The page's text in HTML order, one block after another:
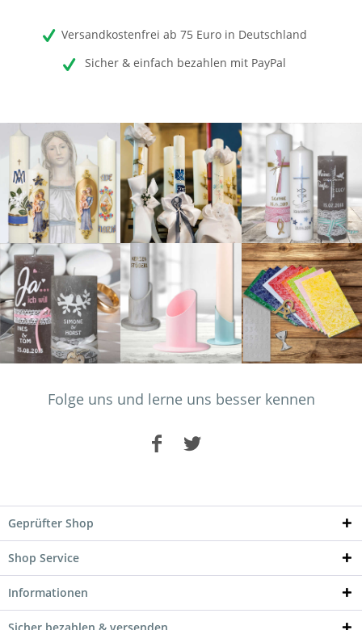
Versandkostenfrei ab 75 Euro in Deutschland
Sicher & einfach bezahlen mit PayPal
Folge uns und lerne uns besser kennen
Geprüfter Shop
Shop Service
Informationen